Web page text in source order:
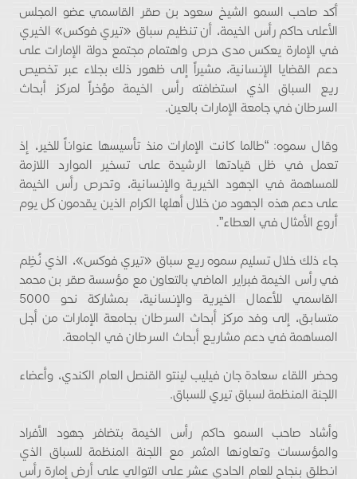
أكد صاحب السمو الشيخ سعود بن صقر القاسمي عضو المجلس
الأعلى حاكم رأس الخيمة، أن تنظيم سباق «تيري فوكس» الخيري
في الإمارة يعكس مدى حرص واهتمام مجتمع دولة الإمارات على
دعم القضايا الإنسانية، مشيراً إلى ظهور ذلك بجلاء عبر تخصيص
ريع السباق الذي استضافته رأس الخيمة مؤخراً لمركز أبحاث
السرطان في جامعة الإمارات بالعين.
وقال سموه: “طالما كانت الإمارات منذ تأسيسها عنواناً للخير، إذ
تعمل في ظل قيادتها الرشيدة على تسخير الموارد اللازمة
للمساهمة في الجهود الخيرية والإنسانية، وتحرص رأس الخيمة
على دعم هذه الجهود من خلال أهلها الكرام الذين يقدمون كل يوم
أروع الأمثال في العطاء”.
جاء ذلك خلال تسليم سموه ريع سباق «تيري فوكس»، الذي نُظِم
في رأس الخيمة فبراير الماضي بالتعاون مع مؤسسة صقر بن محمد
القاسمي للأعمال الخيرية والإنسانية، بمشاركة نحو 5000
متسابق، إلى وفد مركز أبحاث السرطان بجامعة الإمارات من أجل
المساهمة في دعم مشاريع أبحاث السرطان في الجامعة.
وحضر اللقاء سعادة جان فيليب لينتو القنصل العام الكندي، وأعضاء
اللجنة المنظمة لسباق تيري للسباق.
وأشاد صاحب السمو حاكم رأس الخيمة بتضافر جهود الأفراد
والمؤسسات وتعاونها المثمر مع اللجنة المنظمة للسباق الذي
انطلق بنجاح للعام الحادي عشر على التوالي على أرض إمارة رأس